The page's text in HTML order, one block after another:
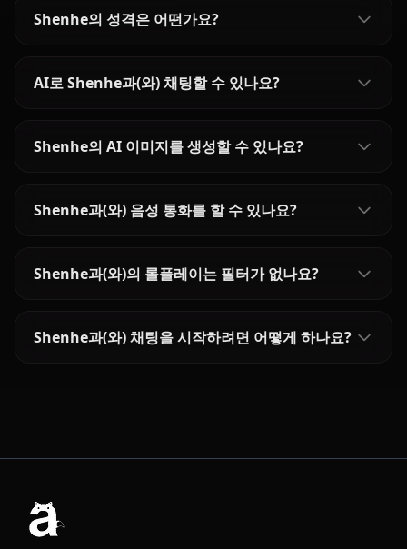
Shenhe의 성격은 어떤가요?
AI로 Shenhe과(와) 채팅할 수 있나요?
Shenhe의 AI 이미지를 생성할 수 있나요?
Shenhe과(와) 음성 통화를 할 수 있나요?
Shenhe과(와)의 롤플레이는 필터가 없나요?
Shenhe과(와) 채팅을 시작하려면 어떻게 하나요?